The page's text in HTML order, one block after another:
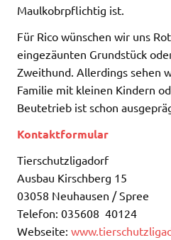
Maulkobrpflichtig ist.
Für Rico wünschen wir uns
eingezäunten Grundstück
Zweithund. Allerdings sehen
Familie mit kleinen Kindern
Beutetrieb ist schon
Kontaktformular
Tierschutzligadorf
Ausbau Kirschberg 15
03058 Neuhausen / Spree
Telefon: 035608 40124
Webseite: